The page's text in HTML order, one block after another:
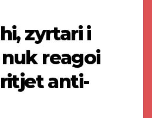
zyrtari i
reagoi
anti-